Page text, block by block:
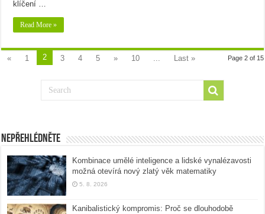
klíčení …
Read More »
Page 2 of 15
« 1 2 3 4 5 » 10 ... Last »
Nepřehlédněte
Kombinace umělé inteligence a lidské vynalézavosti
možná otevírá nový zlatý věk matematiky
5. 8. 2026
Kanibalistický kompromis: Proč se dlouhodobě